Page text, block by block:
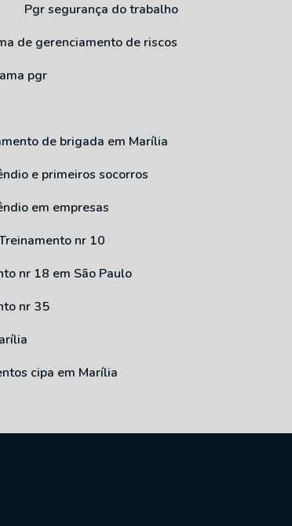
Pgr segurança do trabalho
de gerenciamento de riscos
pgr
de brigada em Marília
e primeiros socorros
em empresas
Treinamento nr 10
nr 18 em São Paulo
nr 35
cipa em Marília